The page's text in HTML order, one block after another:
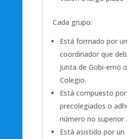
Cada grupo:
Está formado por
coordinador que
Junta de Gobi-erno
Colegio.
Está compuesto
precolegiados o
número no superior
Está asistido por